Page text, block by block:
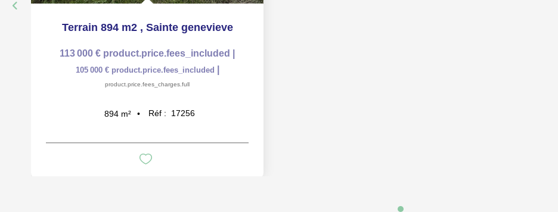
Terrain 894 m2 , Sainte genevieve
113 000 € product.price.fees_included
105 000 € product.price.fees_included
product.price.fees_charges.full
894 m² Réf : 17256